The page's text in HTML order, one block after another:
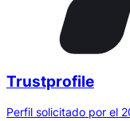
Trustprofile
Perfil solicitado por el